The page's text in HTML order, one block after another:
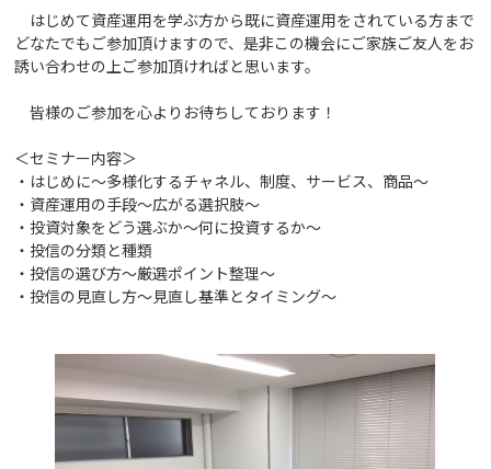
はじめて資産運用を学ぶ方から既に資産運用をされている方まで
どなたでもご参加頂けますので、是非この機会にご家族ご友人をお
誘い合わせの上ご参加頂ければと思います。
皆様のご参加を心よりお待ちしております！
＜セミナー内容＞
・はじめに～多様化するチャネル、制度、サービス、商品～
・資産運用の手段～広がる選択肢～
・投資対象をどう選ぶか～何に投資するか～
・投信の分類と種類
・投信の選び方～厳選ポイント整理～
・投信の見直し方～見直し基準とタイミング～